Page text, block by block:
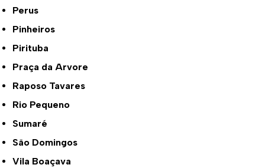
Perus
Pinheiros
Pirituba
Praça da Arvore
Raposo Tavares
Rio Pequeno
Sumaré
São Domingos
Vila Boaçava